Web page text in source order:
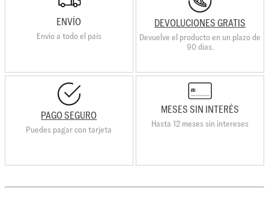
ENVÍO
Envio a todo el país
DEVOLUCIONES GRATIS
Devuelve el producto en un plazo de
90 días.
PAGO SEGURO
Puedes pagar con tarjeta
MESES SIN INTERÉS
Hasta 12 meses sin intereses